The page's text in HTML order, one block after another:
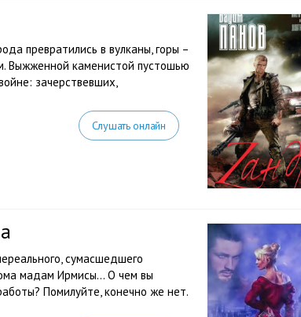
превратились в вулканы, горы –
Выжженной каменистой пустошью
зачерствевших,
Слушать онлайн
сумасшедшего
мадам Ирмисы… О чем вы
Помилуйте, конечно же нет.